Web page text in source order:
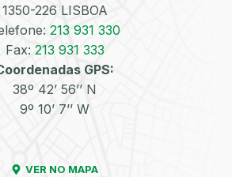
1350-226 LISBOA
213 931 330
Fax: 213 931 333
GPS:
38º 42’ 56’’ N
9º 10’ 7’’ W
VER NO MAPA